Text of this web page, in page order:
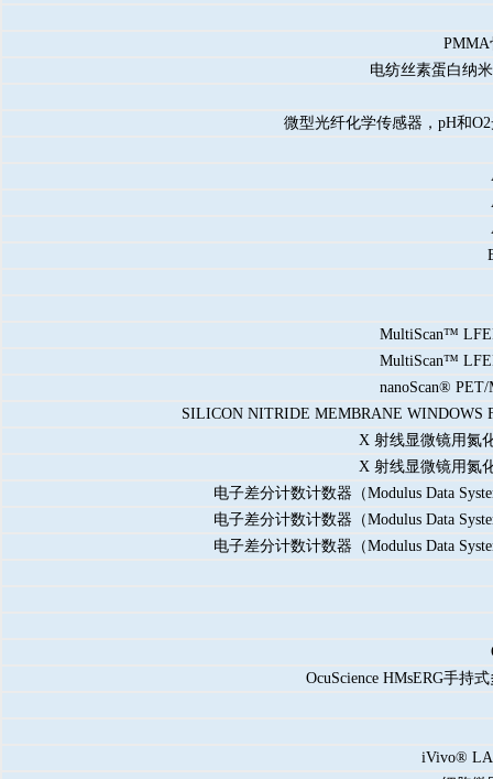
PMMA
电纺丝素蛋白纳
微型光纤化学传感器，pH和
MultiScan™
MultiScan™
nanoScan®
SILICON NITRIDE MEMBRANE
X 射线显微镜用氮
X 射线显微镜用氮
电子差分计数计数器（Modulus Data
电子差分计数计数器（Modulus Data
电子差分计数计数器（Modulus Data
OcuScience HMsERG手持
iVivo®